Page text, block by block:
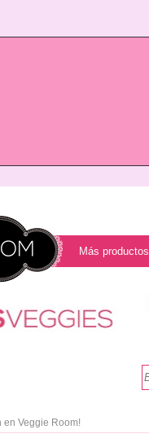
Más productos
en Veggie Room!